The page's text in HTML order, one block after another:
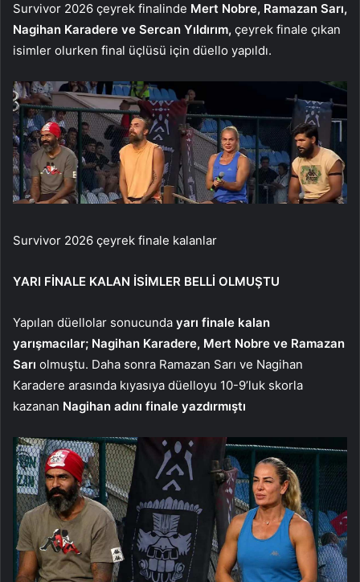
Survivor 2026 çeyrek finalinde Mert Nobre, Ramazan Sarı,
Nagihan Karadere ve Sercan Yıldırım, çeyrek finale çıkan
isimler olurken final üçlüsü için düello yapıldı.
Survivor 2026 çeyrek finale kalanlar
YARI FİNALE KALAN İSİMLER BELLİ OLMUŞTU
Yapılan düellolar sonucunda yarı finale kalan
yarışmacılar; Nagihan Karadere, Mert Nobre ve Ramazan
Sarı olmuştu. Daha sonra Ramazan Sarı ve Nagihan
Karadere arasında kıyasıya düelloyu 10-9’luk skorla
kazanan Nagihan adını finale yazdırmıştı